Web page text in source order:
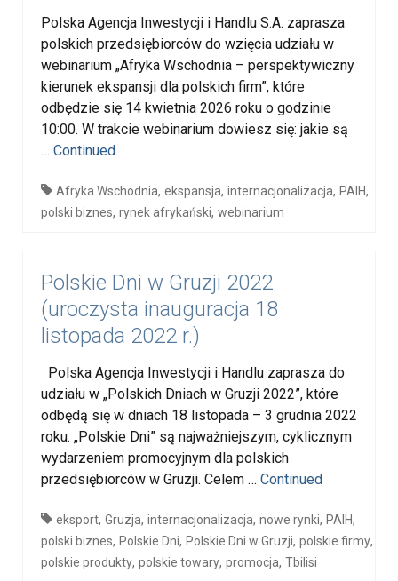
Polska Agencja Inwestycji i Handlu S.A. zaprasza
polskich przedsiębiorców do wzięcia udziału w
webinarium „Afryka Wschodnia – perspektywiczny
kierunek ekspansji dla polskich firm”, które
odbędzie się 14 kwietnia 2026 roku o godzinie
10:00. W trakcie webinarium dowiesz się: jakie są
… Continued
Afryka Wschodnia, ekspansja, internacjonalizacja, PAIH,
polski biznes, rynek afrykański, webinarium
Polskie Dni w Gruzji 2022
(uroczysta inauguracja 18
listopada 2022 r.)
Polska Agencja Inwestycji i Handlu zaprasza do
udziału w „Polskich Dniach w Gruzji 2022”, które
odbędą się w dniach 18 listopada – 3 grudnia 2022
roku. „Polskie Dni” są najważniejszym, cyklicznym
wydarzeniem promocyjnym dla polskich
przedsiębiorców w Gruzji. Celem … Continued
eksport, Gruzja, internacjonalizacja, nowe rynki, PAIH,
polski biznes, Polskie Dni, Polskie Dni w Gruzji, polskie firmy,
polskie produkty, polskie towary, promocja, Tbilisi